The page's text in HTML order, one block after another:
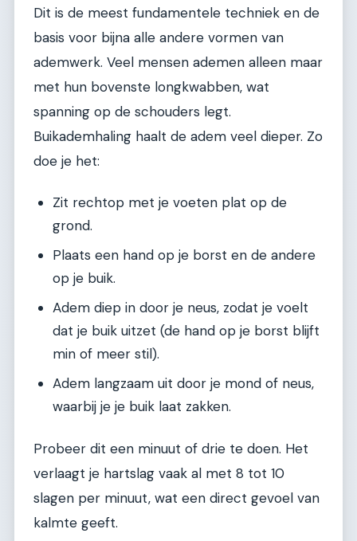
Dit is de meest fundamentele techniek en de
basis voor bijna alle andere vormen van
ademwerk. Veel mensen ademen alleen maar
met hun bovenste longkwabben, wat
spanning op de schouders legt.
Buikademhaling haalt de adem veel dieper. Zo
doe je het:
Zit rechtop met je voeten plat op de
grond.
Plaats een hand op je borst en de andere
op je buik.
Adem diep in door je neus, zodat je voelt
dat je buik uitzet (de hand op je borst blijft
min of meer stil).
Adem langzaam uit door je mond of neus,
waarbij je je buik laat zakken.
Probeer dit een minuut of drie te doen. Het
verlaagt je hartslag vaak al met 8 tot 10
slagen per minuut, wat een direct gevoel van
kalmte geeft.